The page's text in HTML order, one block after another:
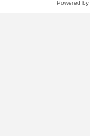
Powered by